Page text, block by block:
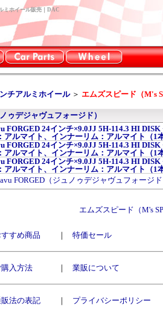
ミホイール販売｜DAC
チアルミホイール＞ エムズスピード（M's
ゥデジャヴュフォージド）
FORGED 24インチ×9.0JJ 5H-114.3 HI
アルマイト、インナーリム：アルマイト（1
FORGED 24インチ×9.0JJ 5H-114.3 HI
アルマイト、インナーリム：アルマイト（1
FORGED 24インチ×9.0JJ 5H-114.3 HI
アルマイト、インナーリム：アルマイト（1
FORGED（ジュノゥデジャヴュフォージ
エムズスピード（M's
すすめ商品 ｜ 特価セール
購入方法 ｜ 業販について
法の表記 ｜ プライバシーポリシー